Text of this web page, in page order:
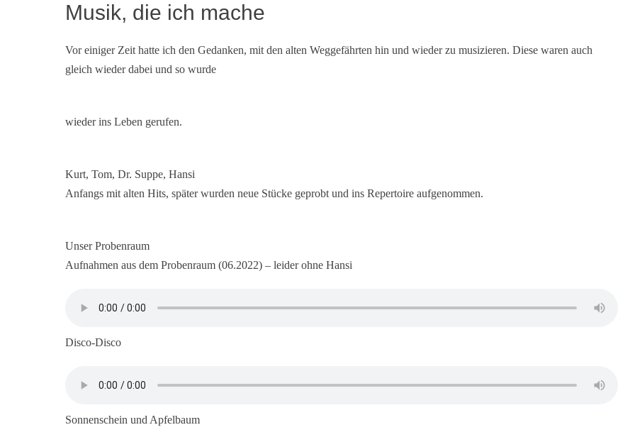
Musik, die ich mache
Vor einiger Zeit hatte ich den Gedanken, mit den alten Weggefährten hin und wieder zu musizieren. Diese waren auch
gleich wieder dabei und so wurde
wieder ins Leben gerufen.
Kurt, Tom, Dr. Suppe, Hansi
Anfangs mit alten Hits, später wurden neue Stücke geprobt und ins Repertoire aufgenommen.
Unser Probenraum
Aufnahmen aus dem Probenraum (06.2022) – leider ohne Hansi
Disco-Disco
Sonnenschein und Apfelbaum